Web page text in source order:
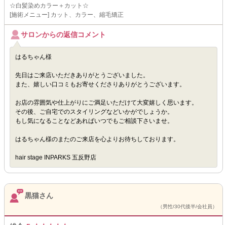
☆白髪染めカラー＋カット☆
[施術メニュー] カット、カラー、縮毛矯正
サロンからの返信コメント
はるちゃん様
先日はご来店いただきありがとうございました。
また、嬉しい口コミもお寄せくださりありがとうございます。
お店の雰囲気や仕上がりにご満足いただけて大変嬉しく思います。
その後、ご自宅でのスタイリングなどいかがでしょうか。
もし気になることなどあればいつでもご相談下さいませ。
はるちゃん様のまたのご来店を心よりお待ちしております。
hair stage INPARKS 五反野店
黒猫さん
（男性/30代後半/会社員）